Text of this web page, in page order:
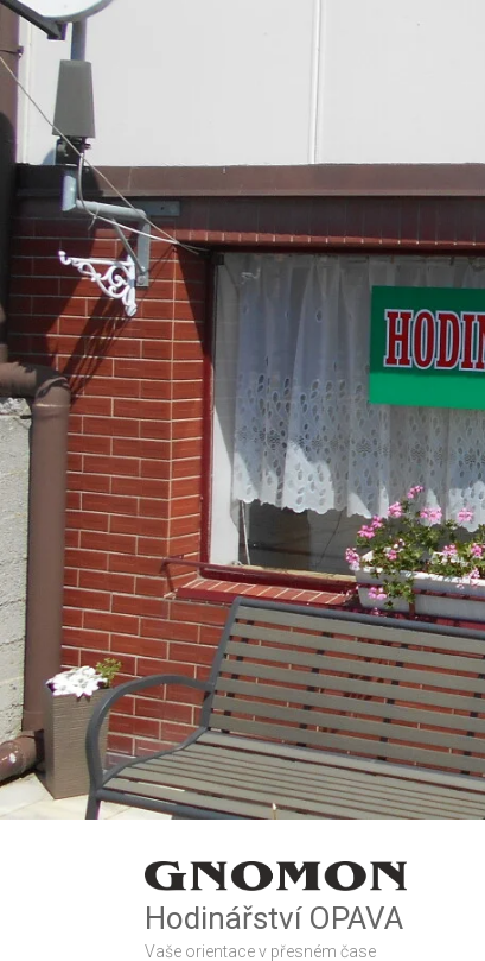
Hodinářství OPAVA
Vaše orientace v přesném čase